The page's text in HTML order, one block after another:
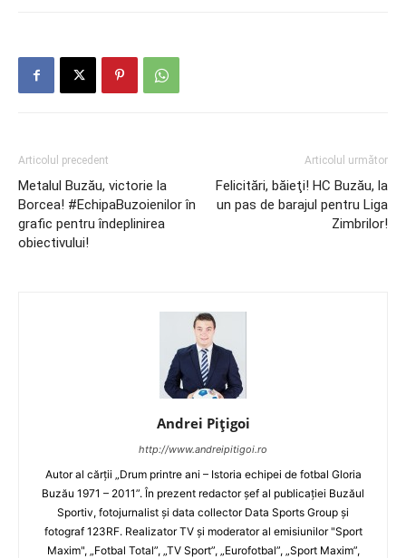
Articolul precedent
Metalul Buzău, victorie la
Borcea! #EchipaBuzoienilor în
grafic pentru îndeplinirea
obiectivului!
Articolul următor
Felicitări, băieţi! HC Buzău, la
un pas de barajul pentru Liga
Zimbrilor!
Andrei Pițigoi
http://www.andreipitigoi.ro
Autor al cărţii „Drum printre ani – Istoria echipei de fotbal Gloria
Buzău 1971 – 2011”. În prezent redactor şef al publicaţiei Buzăul
Sportiv, fotojurnalist şi data collector Data Sports Group şi
fotograf 123RF. Realizator TV şi moderator al emisiunilor "Sport
Maxim", „Fotbal Total”, „TV Sport”, „Eurofotbal”, „Sport Maxim”,